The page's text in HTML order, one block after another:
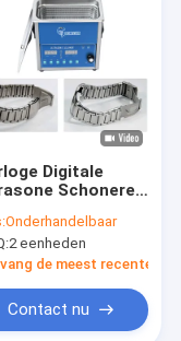
Digitale
Schonere
Onderhandelbaar
2 eenheden
de meest recente
Contact nu